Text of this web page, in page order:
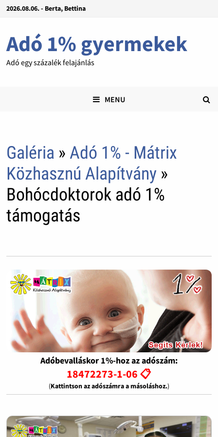
2026.08.06. - Berta, Bettina
Adó 1% gyermekek
Adó egy százalék felajánlás
MENU
Galéria » Adó 1% - Mátrix
Közhasznú Alapítvány»
Bohócdoktorok adó 1%
támogatás
Adóbevalláskor 1%-hoz az adószám:
18472273-1-06 📋
(Kattintson az adószámra a másoláshoz.)